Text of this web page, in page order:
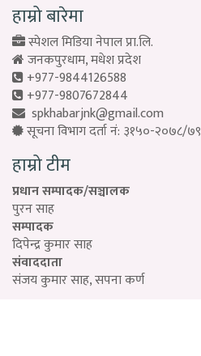
हाम्रो बारेमा
स्पेशल मिडिया नेपाल प्रा.लि.
जनकपुरधाम, मधेश प्रदेश
+977-9844126588
+977-9807672844
spkhabarjnk@gmail.com
सूचना विभाग दर्ता नं: ३१५०-२०७८/७९
हाम्रो टीम
प्रधान सम्पादक/सञ्चालक
पुरन साह
सम्पादक
दिपेन्द्र कुमार साह
संवाददाता
संजय कुमार साह, सपना कर्ण